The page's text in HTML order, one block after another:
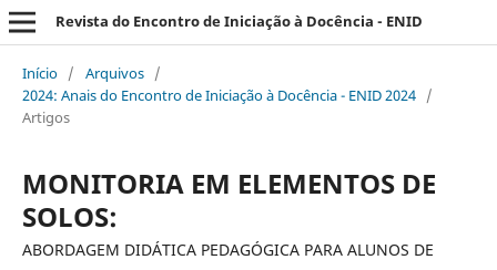
Revista do Encontro de Iniciação à Docência - ENID
Início / Arquivos /
2024: Anais do Encontro de Iniciação à Docência - ENID 2024 /
Artigos
MONITORIA EM ELEMENTOS DE
SOLOS:
ABORDAGEM DIDÁTICA PEDAGÓGICA PARA ALUNOS DE